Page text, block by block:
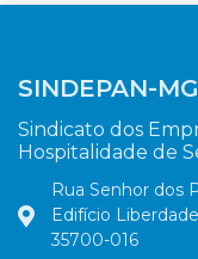
SINDEPAN-MG
Sindicato dos
Hospitalidade de
Rua Senhor dos
Edifício
35700-016